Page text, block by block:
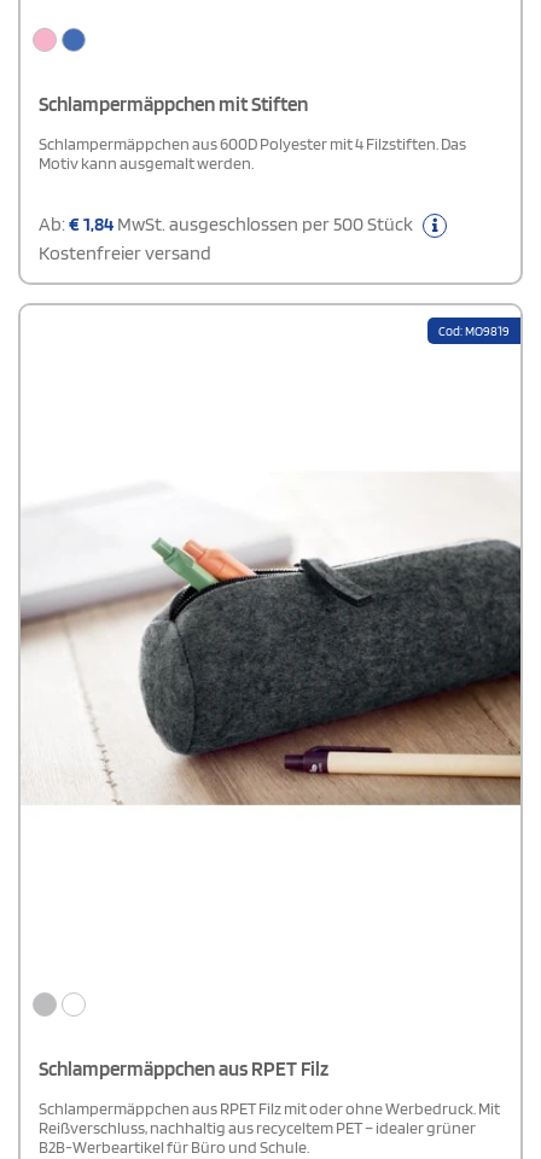
Schlampermäppchen mit Stiften
Schlampermäppchen aus 600D Polyester mit 4 Filzstiften. Das
Motiv kann ausgemalt werden.
Ab:€1,84 MwSt. ausgeschlossen per 500 Stück
Kostenfreier versand
Cod: MO9819
Schlampermäppchen aus RPET Filz
Schlampermäppchen aus RPET Filz mit oder ohne Werbedruck. Mit
Reißverschluss, nachhaltig aus recyceltem PET – idealer grüner
B2B-Werbeartikel für Büro und Schule.